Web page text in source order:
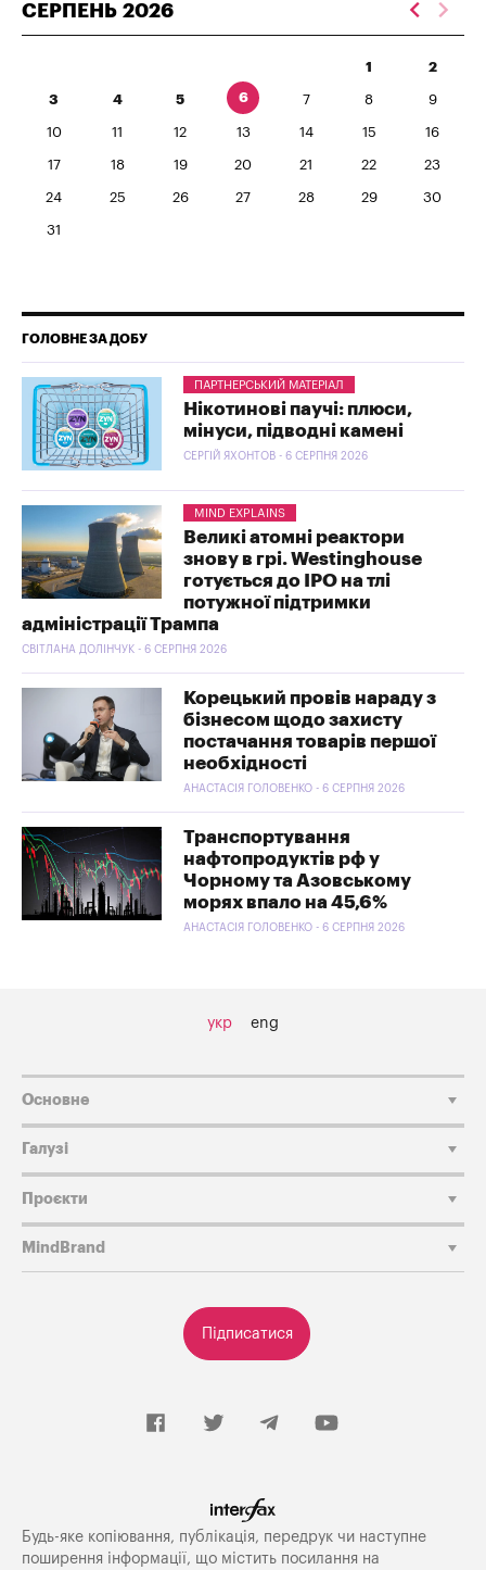
СЕРПЕНЬ 2026
1 2
3 4 5 6 7 8 9
10 11 12 13 14 15 16
17 18 19 20 21 22 23
24 25 26 27 28 29 30
31
ГОЛОВНЕ ЗА ДОБУ
ПАРТНЕРСЬКИЙ МАТЕРІАЛ
Нікотинові паучі: плюси,
мінуси, підводні камені
СЕРГІЙ ЯХОНТОВ - 6 СЕРПНЯ 2026
MIND EXPLAINS
Великі атомні реактори
знову в грі. Westinghouse
готується до IPO на тлі
потужної підтримки
адміністрації Трампа
СВІТЛАНА ДОЛІНЧУК - 6 СЕРПНЯ 2026
Корецький провів нараду з
бізнесом щодо захисту
постачання товарів першої
необхідності
АНАСТАСІЯ ГОЛОВЕНКО - 6 СЕРПНЯ 2026
Транспортування
нафтопродуктів рф у
Чорному та Азовському
морях впало на 45,6%
АНАСТАСІЯ ГОЛОВЕНКО - 6 СЕРПНЯ 2026
укр eng
Підписатися
Основне
Галузі
Проєкти
MindBrand
Будь-яке копiювання, публiкацiя, передрук чи наступне
поширення iнформацiї, що мiстить посилання на